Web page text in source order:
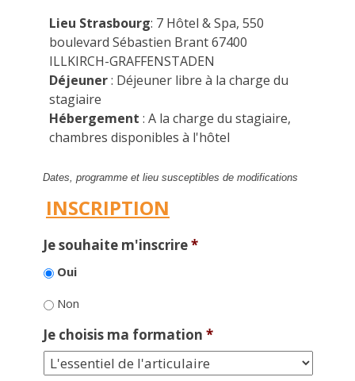
Lieu Strasbourg: 7 Hôtel & Spa, 550
boulevard Sébastien Brant 67400
ILLKIRCH-GRAFFENSTADEN
Déjeuner: Déjeuner libre à la charge du
stagiaire
Hébergement : A la charge du stagiaire,
chambres disponibles à l'hôtel
Dates, programme et lieu susceptibles de modifications
INSCRIPTION
Je souhaite m'inscrire*
Oui
Non
Je choisis ma formation *